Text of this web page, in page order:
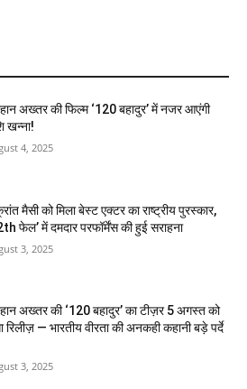
अख्तर की फिल्म ‘120 बहादुर’ में नजर आएंगी
खन्ना!
4, 2025
मैसी को मिला बेस्ट एक्टर का राष्ट्रीय पुरस्कार,
फेल’ में दमदार परफॉर्मेंस की हुई सराहना
3, 2025
अख्तर की ‘120 बहादुर’ का टीज़र 5 अगस्त को
रिलीज़ — भारतीय वीरता की अनकही कहानी बड़े पर्दे
3, 2025